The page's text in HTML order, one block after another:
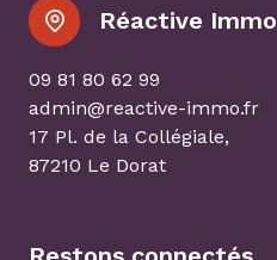
Réactive Immo
09 81 80 62 99
admin@reactive-immo.fr
17 Pl. de la Collégiale,
87210 Le Dorat